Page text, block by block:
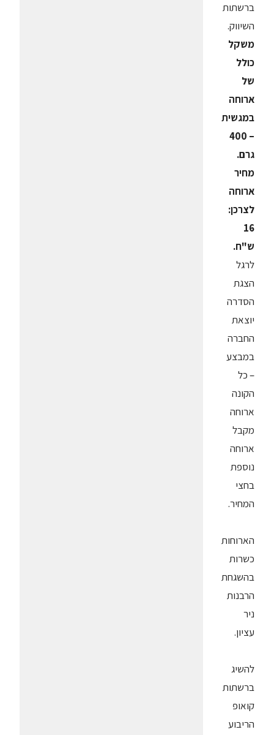
ברשתות
השיווק.
משקל
כולל
של
ארוחה
במגשית
– 400
גרם.
מחיר
ארוחה
לצרכן:
16
ש"ח.
לרגל
הצגת
הסדרה
יוצאת
החברה
במבצע
– כל
הקונה
ארוחה
מקבל
ארוחה
נוספת
בחצי
המחיר.
הארוחות
כשרות
בהשגחת
הרבנות
ניר
עציון.
להשיג
ברשתות
קואופ
הריבוע